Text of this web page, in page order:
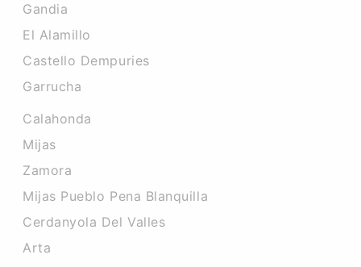
Gandia
El Alamillo
Castello Dempuries
Garrucha
Calahonda
Mijas
Zamora
Mijas Pueblo Pena Blanquilla
Cerdanyola Del Valles
Arta